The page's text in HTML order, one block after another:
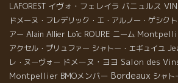
LAFOREST イヴォ・フェレイラ バニュルス VIN
ドメーヌ・フレデリック・エ・アルノー・ゲシクト
アー Alain Allier Loïc ROURE ニーム
アクセル・プリュファー シャトー・エギュイユ
レ・ヌーヴォー ドメーヌ・ヨヨ Salon des
Montpellier BMOメンバー Bordeaux シャト